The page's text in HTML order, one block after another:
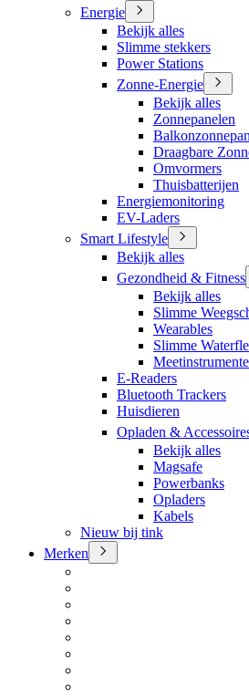
Energie
Bekijk alles
Slimme stekkers
Power Stations
Zonne-Energie
Bekijk alles
Zonnepanelen
Draagbare
Omvormers
Thuisbatterijen
Energiemonitoring
EV-Laders
Smart Lifestyle
Bekijk alles
Gezondheid & Fitness
Bekijk alles
Slimme
Wearables
Slimme
E-Readers
Bluetooth Trackers
Huisdieren
Opladen &
Bekijk alles
Magsafe
Powerbanks
Opladers
Kabels
Nieuw bij tink
Merken